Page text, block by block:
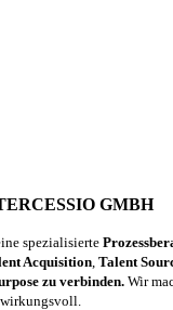
GMBH
spezialisierte
Acquisition Talent
zu verbinden. Wir